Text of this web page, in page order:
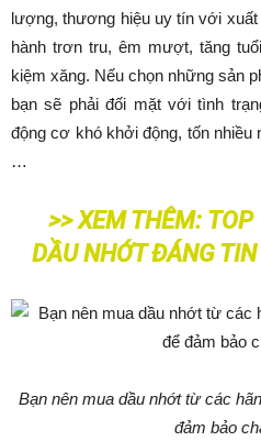
lượng, thương hiệu uy tín với
hành trơn tru, êm mượt, tăng
kiệm xăng. Nếu chọn những sản
bạn sẽ phải đối mặt với tình
động cơ khó khởi động, tốn nhiều
…
>> XEM THÊM: TOP
DẦU NHỚT ĐÁNG
Bạn nên mua dầu nhớt từ các
đảm bảo